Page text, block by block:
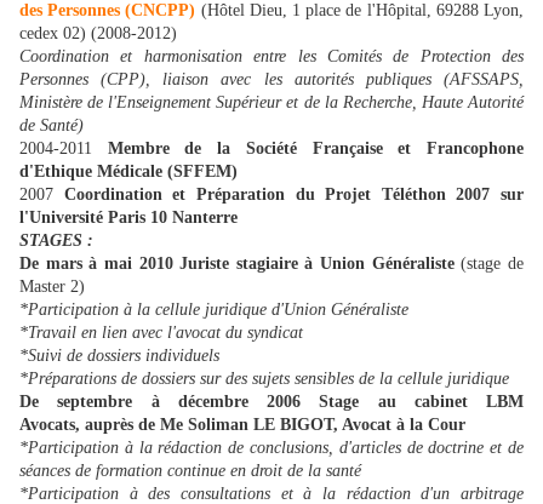
des Personnes (CNCPP) (Hôtel Dieu, 1 place de l'Hôpital, 69288 Lyon,
cedex 02) (2008-2012)
Coordination et harmonisation entre les Comités de Protection des
Personnes (CPP), liaison avec les autorités publiques (AFSSAPS,
Ministère de l'Enseignement Supérieur et de la Recherche, Haute Autorité
de Santé)
2004-2011 Membre de la Société Française et Francophone
d'Ethique Médicale (SFFEM)
2007 Coordination et Préparation du Projet Téléthon 2007 sur
l'Université Paris 10 Nanterre
STAGES :
De mars à mai 2010 Juriste stagiaire à Union Généraliste(stage de
Master 2)
*Participation à la cellule juridique d'Union Généraliste
*Travail en lien avec l'avocat du syndicat
*Suivi de dossiers individuels
*Préparations de dossiers sur des sujets sensibles de la cellule juridique
De septembre à décembre 2006 Stage au cabinet LBM
Avocats, auprès de Me Soliman LE BIGOT, Avocat à la Cour
*Participation à la rédaction de conclusions, d'articles de doctrine et de
séances de formation continue en droit de la santé
*Participation à des consultations et à la rédaction d'un arbitrage